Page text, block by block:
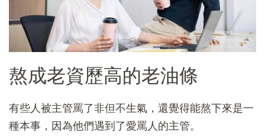
熬成老資歷高的老油條
有些人被主管罵了非但不生氣，還覺得能熬下來是一
種本事，因為他們遇到了愛罵人的主管。